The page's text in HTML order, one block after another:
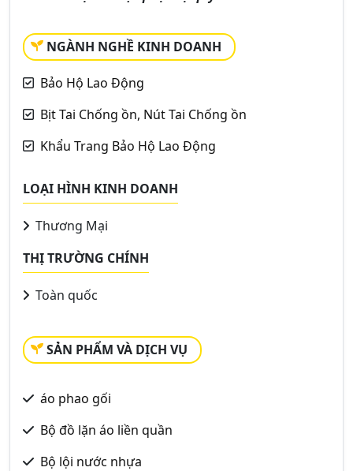
NGÀNH NGHỀ KINH DOANH
Bảo Hộ Lao Động
Bịt Tai Chống ồn, Nút Tai Chống ồn
Khẩu Trang Bảo Hộ Lao Động
LOẠI HÌNH KINH DOANH
Thương Mại
THỊ TRƯỜNG CHÍNH
Toàn quốc
SẢN PHẨM VÀ DỊCH VỤ
áo phao gối
Bộ đồ lặn áo liền quần
Bộ lội nước nhựa